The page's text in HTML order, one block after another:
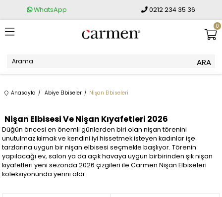
WhatsApp 0212 234 35 36
0
Anasayfa Abiye Elbiseler Nişan Elbiseleri
Nişan Elbisesi Ve Nişan Kıyafetleri 2026
Düğün öncesi en önemli günlerden biri olan nişan törenini
unutulmaz kılmak ve kendini iyi hissetmek isteyen kadınlar işe
tarzlarına uygun bir nişan elbisesi seçmekle başlıyor. Törenin
yapılacağı ev, salon ya da açık havaya uygun birbirinden şık nişan
kıyafetleri yeni sezonda 2026 çizgileri ile Carmen Nişan Elbiseleri
koleksiyonunda yerini aldı.